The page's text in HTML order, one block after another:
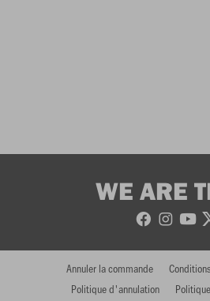
WE ARE
Annuler la commande
Politique d'annulation